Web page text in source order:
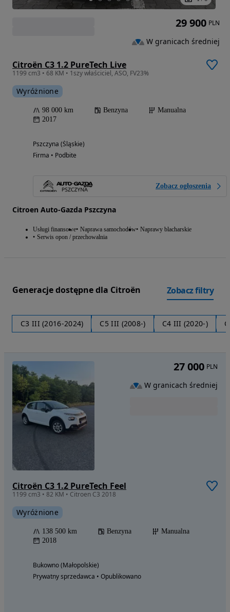
Citroën C3 1.2 PureTech Live
1199 cm3 • 68 KM • 1szy właściciel, ASO, FV23%
Wyróżnione
98 000 km Benzyna
Manualna
2017
Pszczyna (Śląskie)
Firma • Podbite
Zobacz ogłoszenia
Citroen Auto-Gazda Pszczyna
Usługi finansowe Naprawa samochodów Naprawy blacharskie
Serwis opon / przechowalnia
29 900 PLN
W granicach średniej
Generacje dostępne dla Citroën Zobacz filtry
C3 III (2016-2024) C5 III (2008-) C4 III (2020-)
Citroën C3 1.2 PureTech Feel
1199 cm3 • 82 KM • Citroen C3 2018
Wyróżnione
138 500 km Benzyna
Manualna
2018
Bukowno (Małopolskie)
Prywatny sprzedawca • Opublikowano
27 000 PLN
W granicach średniej